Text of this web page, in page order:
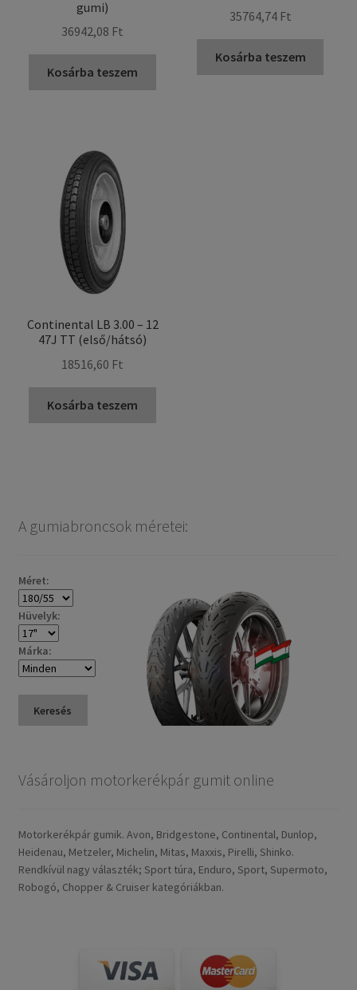
gumi)
36942,08 Ft
Kosárba teszem
35764,74 Ft
Kosárba teszem
Continental LB 3.00 – 12
47J TT (első/hátsó)
18516,60 Ft
Kosárba teszem
A gumiabroncsok méretei:
Méret:
Hüvelyk:
Márka:
Keresés
Vásároljon motorkerékpár gumit online
Motorkerékpár gumik. Avon, Bridgestone, Continental, Dunlop,
Heidenau, Metzeler, Michelin, Mitas, Maxxis, Pirelli, Shinko.
Rendkívül nagy választék; Sport túra, Enduro, Sport, Supermoto,
Robogó, Chopper & Cruiser kategóriákban.